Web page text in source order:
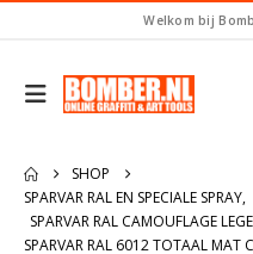
Welkom bij
SHOP
SPARVAR RAL EN SPECIALE SPRAY,
SPARVAR RAL CAMOUFLAGE
SPARVAR RAL 6012 TOTAAL MAT